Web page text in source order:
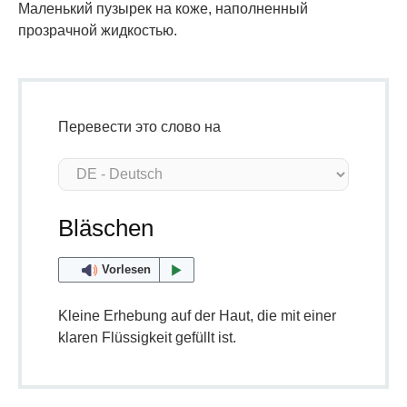
Маленький пузырек на коже, наполненный
прозрачной жидкостью.
Перевести это слово на
Bläschen
Vorlesen
Kleine Erhebung auf der Haut, die mit einer
klaren Flüssigkeit gefüllt ist.